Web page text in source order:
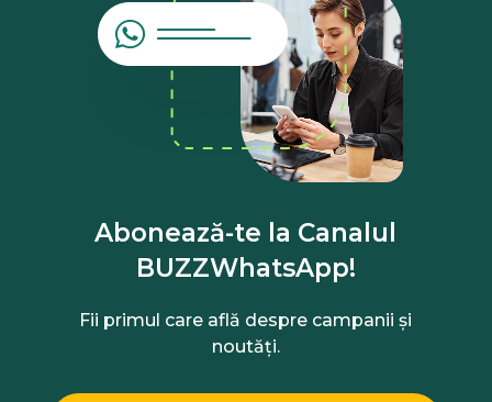
Abonează-te la Canalul
BUZZWhatsApp!
Fii primul care află despre campanii și
noutăți.